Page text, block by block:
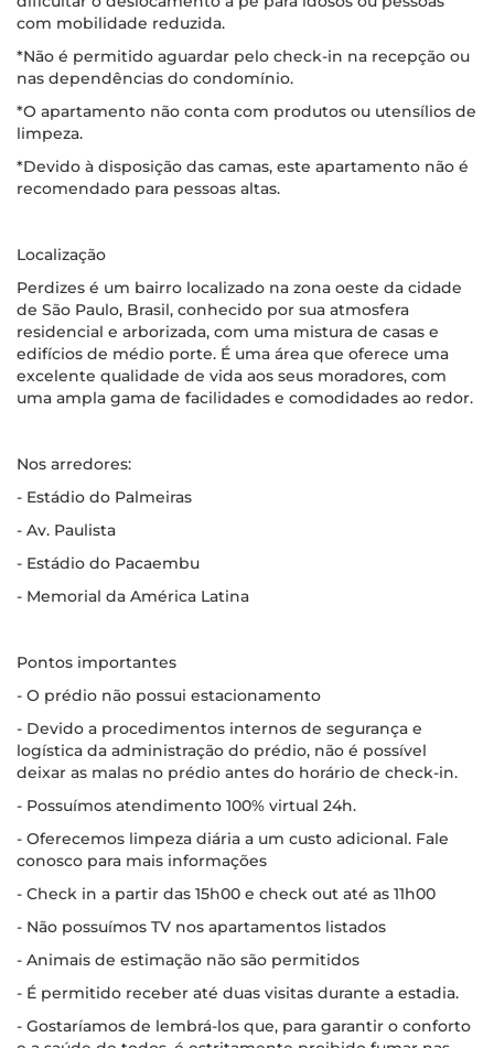
com mobilidade reduzida.
*Não é permitido aguardar pelo check-in na recepção ou
nas dependências do condomínio.
*O apartamento não conta com produtos ou utensílios de
limpeza.
*Devido à disposição das camas, este apartamento não é
recomendado para pessoas altas.
Localização
Perdizes é um bairro localizado na zona oeste da cidade
de São Paulo, Brasil, conhecido por sua atmosfera
residencial e arborizada, com uma mistura de casas e
edifícios de médio porte. É uma área que oferece uma
excelente qualidade de vida aos seus moradores, com
uma ampla gama de facilidades e comodidades ao redor.
Nos arredores:
- Estádio do Palmeiras
- Av. Paulista
- Estádio do Pacaembu
- Memorial da América Latina
Pontos importantes
- O prédio não possui estacionamento
- Devido a procedimentos internos de segurança e
logística da administração do prédio, não é possível
deixar as malas no prédio antes do horário de check-in.
- Possuímos atendimento 100% virtual 24h.
- Oferecemos limpeza diária a um custo adicional. Fale
conosco para mais informações
- Check in a partir das 15h00 e check out até as 11h00
- Não possuímos TV nos apartamentos listados
- Animais de estimação não são permitidos
- É permitido receber até duas visitas durante a estadia.
- Gostaríamos de lembrá-los que, para garantir o conforto